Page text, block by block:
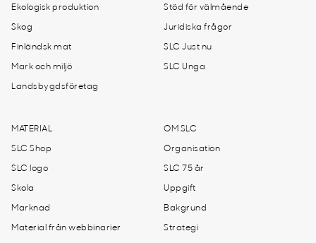
Ekologisk produktion
Skog
Finländsk mat
Mark och miljö
Landsbygdsföretag
Stöd för välmående
Juridiska frågor
SLC Just nu
SLC Unga
MATERIAL
SLC Shop
SLC logo
Skola
Marknad
Material från webbinarier
OM SLC
Organisation
SLC 75 år
Uppgift
Bakgrund
Strategi